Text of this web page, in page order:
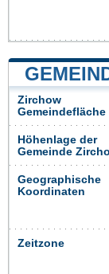
Zirchow
Gemeindefläche
Höhenlage der
Gemeinde
Geographische
Koordinaten
Zeitzone